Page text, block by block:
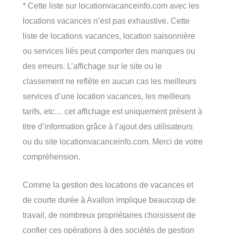
* Cette liste sur locationvacanceinfo.com avec les
locations vacances n’est pas exhaustive. Cette
liste de locations vacances, location saisonnière
ou services liés peut comporter des manques ou
des erreurs. L’affichage sur le site ou le
classement ne reflète en aucun cas les meilleurs
services d’une location vacances, les meilleurs
tarifs, etc… cet affichage est uniquement présent à
titre d’information grâce à l’ajout des utilisateurs
ou du site locationvacanceinfo.com. Merci de votre
compréhension.
Comme la gestion des locations de vacances et
de courte durée à Avallon implique beaucoup de
travail, de nombreux propriétaires choisissent de
confier ces opérations à des sociétés de gestion